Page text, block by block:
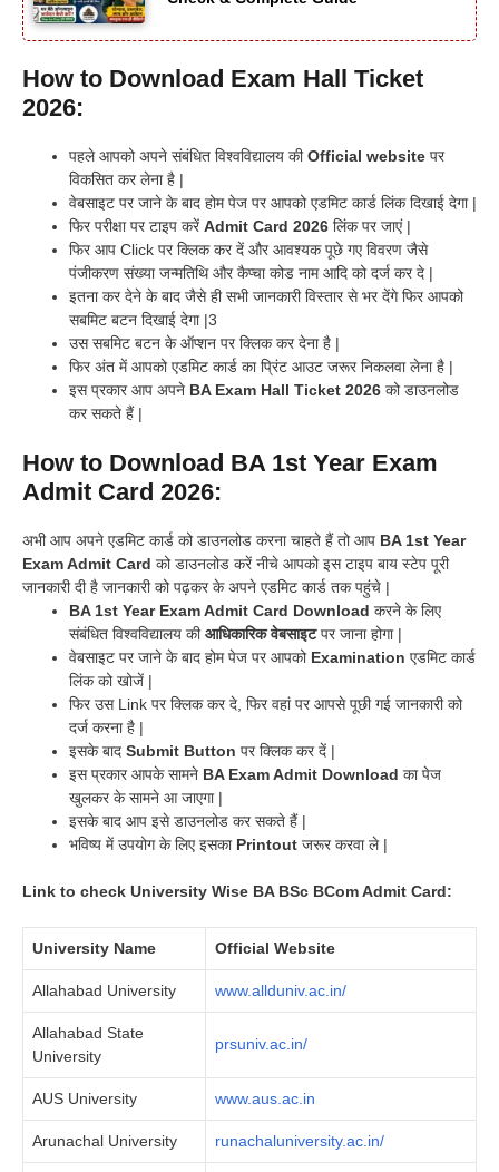
How to Download Exam Hall Ticket
2026:
पहले आपको अपने संबंधित विश्वविद्यालय कीOfficial website पर
विकसित कर लेना है |
वेबसाइट पर जाने के बाद होम पेज पर आपको एडमिट कार्ड लिंक दिखाई देगा |
फिर परीक्षा पर टाइप करेंAdmit Card 2026 लिंक पर जाएं |
फिर आप Click पर क्लिक कर दें और आवश्यक पूछे गए विवरण जैसे
पंजीकरण संख्या जन्मतिथि और कैप्चा कोड नाम आदि को दर्ज कर दे |
इतना कर देने के बाद जैसे ही सभी जानकारी विस्तार से भर देंगे फिर आपको
सबमिट बटन दिखाई देगा |3
उस सबमिट बटन के ऑप्शन पर क्लिक कर देना है |
फिर अंत में आपको एडमिट कार्ड का प्रिंट आउट जरूर निकलवा लेना है |
इस प्रकार आप अपने BA Exam Hall Ticket 2026 को डाउनलोड
कर सकते हैं |
How to Download BA 1st Year Exam
Admit Card 2026:
अभी आप अपने एडमिट कार्ड को डाउनलोड करना चाहते हैं तो आप BA 1st Year
Exam Admit Card को डाउनलोड करें नीचे आपको इस टाइप बाय स्टेप पूरी
जानकारी दी है जानकारी को पढ़कर के अपने एडमिट कार्ड तक पहुंचे |
BA 1st Year Exam Admit Card Download करने के लिए
संबंधित विश्वविद्यालय कीआधिकारिक वेबसाइटपर जाना होगा |
वेबसाइट पर जाने के बाद होम पेज पर आपको Examination एडमिट कार्ड
लिंक को खोजें |
फिर उस Link पर क्लिक कर दे, फिर वहां पर आपसे पूछी गई जानकारी को
दर्ज करना है |
इसके बाद Submit Button पर क्लिक कर दें |
इस प्रकार आपके सामने BA Exam Admit Download का पेज
खुलकर के सामने आ जाएगा |
इसके बाद आप इसे डाउनलोड कर सकते हैं |
भविष्य में उपयोग के लिए इसका Printout जरूर करवा ले |
Link to check University Wise BA BSc BCom Admit Card:
University Name Official Website
Allahabad University www.allduniv.ac.in/
Allahabad State
University
prsuniv.ac.in/
AUS University www.aus.ac.in
Arunachal University runachaluniversity.ac.in/